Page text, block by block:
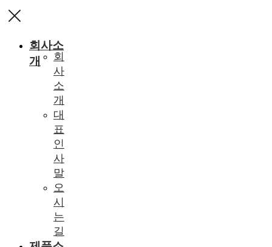
회사소
개
회
사
소
개
대
표
인
사
말
오
시
는
길